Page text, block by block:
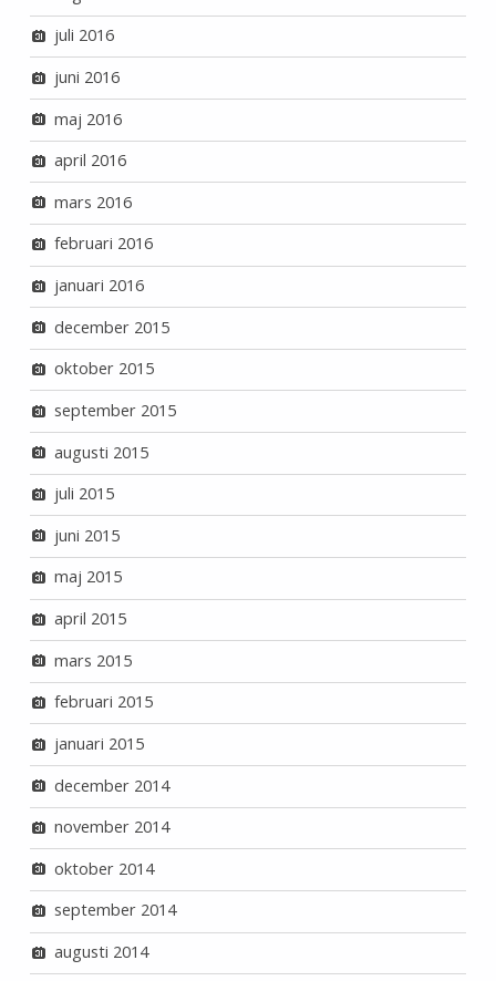
juli 2016
juni 2016
maj 2016
april 2016
mars 2016
februari 2016
januari 2016
december 2015
oktober 2015
september 2015
augusti 2015
juli 2015
juni 2015
maj 2015
april 2015
mars 2015
februari 2015
januari 2015
december 2014
november 2014
oktober 2014
september 2014
augusti 2014